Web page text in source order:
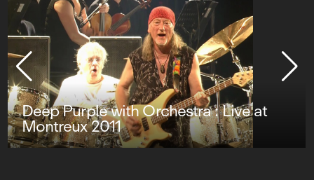
Deep Purple with Orchestra : Live at
Montreux 2011